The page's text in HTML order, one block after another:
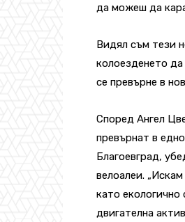
да можеш да
Видял съм тези
колоезденето
се превърне в
Според Ангел
превърнат в
Благоевград,
велоалеи.
като
двигателна